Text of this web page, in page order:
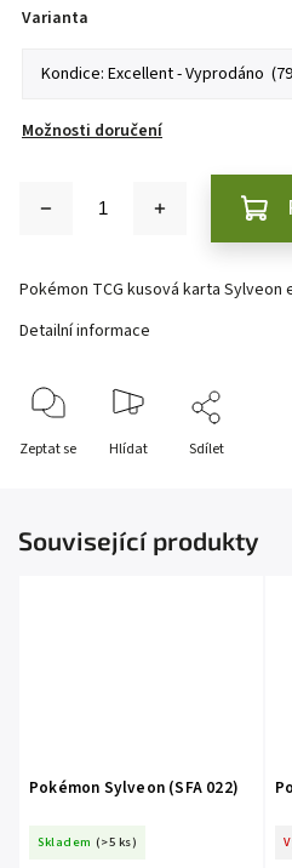
Varianta
Možnosti doručení
Pokémon TCG kusová karta Sylveon
Detailní informace
Zeptat se Hlídat Sdílet
Související produkty
Pokémon Sylveon (SFA 022)
Skladem (>5 ks)